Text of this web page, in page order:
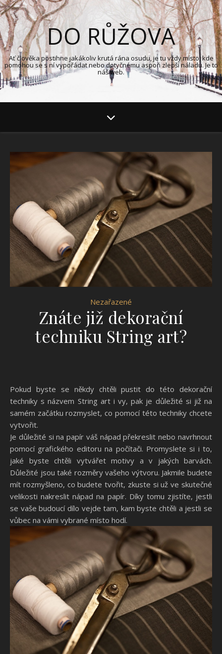
DO RŮŽOVA
Ať člověka postihne jakákoliv krutá rána osudu, je tu vždy místo, kde
pomohou se s ní vypořádat nebo dotyčnému aspoň zlepší náladu. Je to
náš web.
Nezařazené
Znáte již dekorační
techniku String art?
Pokud byste se někdy chtěli pustit do této dekorační
techniky s názvem String art i vy, pak je důležité si již na
samém začátku rozmyslet, co pomocí této techniky chcete
vytvořit.
Je důležité si na papír váš nápad překreslit nebo navrhnout
pomocí grafického editoru na počítači. Promyslete si i to,
jaké byste chtěli vytvářet motivy a v jakých barvách.
Důležité jsou také rozměry vašeho výtvoru. Jakmile budete
mít rozmyšleno, co budete tvořit, zkuste si už ve skutečné
velikosti nakreslit nápad na papír. Díky tomu zjistíte, jestli
se vaše budoucí dílo vejde tam, kam byste chtěli a jestli se
vůbec na vámi vybrané místo hodí.